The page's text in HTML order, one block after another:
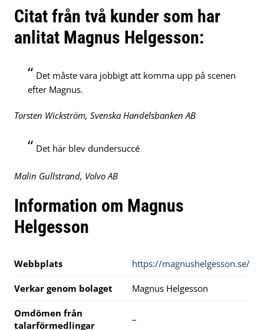
Citat från två kunder som har
anlitat Magnus Helgesson:
“ Det måste vara jobbigt att komma upp på scenen
efter Magnus.
Torsten Wickström, Svenska Handelsbanken AB
“ Det här blev dundersuccé
Malin Gullstrand, Volvo AB
Information om Magnus
Helgesson
Webbplats https://magnushelgesson.se/
Verkar genom bolaget Magnus Helgesson
Omdömen från
talarförmedlingar
–